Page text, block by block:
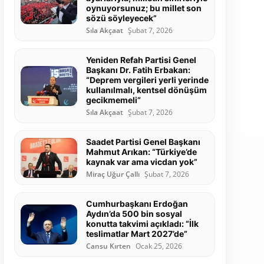
oynuyorsunuz; bu millet son
sözü söyleyecek”
Sıla Akçaat Şubat 7, 2026
Yeniden Refah Partisi Genel
Başkanı Dr. Fatih Erbakan:
“Deprem vergileri yerli yerinde
kullanılmalı, kentsel dönüşüm
gecikmemeli”
Sıla Akçaat Şubat 7, 2026
Saadet Partisi Genel Başkanı
Mahmut Arıkan: “Türkiye’de
kaynak var ama vicdan yok”
Miraç Uğur Çallı Şubat 7, 2026
Cumhurbaşkanı Erdoğan
Aydın’da 500 bin sosyal
konutta takvimi açıkladı: “İlk
teslimatlar Mart 2027’de”
Cansu Kırten Ocak 25, 2026